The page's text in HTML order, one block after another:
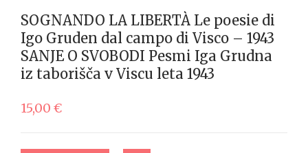
SOGNANDO LA LIBERTÀ Le poesie di
Igo Gruden dal campo di Visco – 1943
SANJE O SVOBODI Pesmi Iga Grudna
iz taborišča v Viscu leta 1943
15,00 €